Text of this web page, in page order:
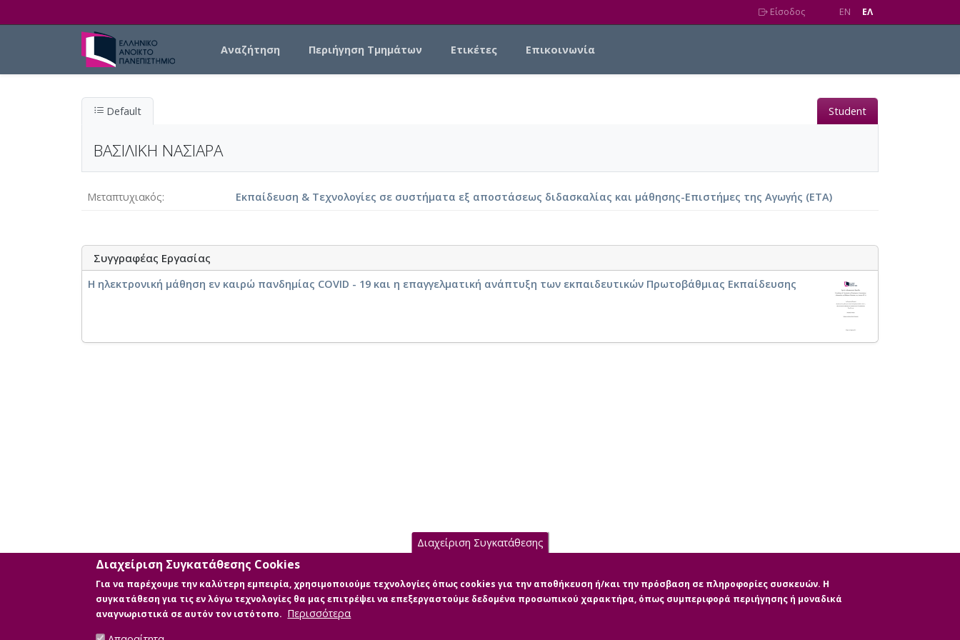
Είσοδος EN EΛ
Αναζήτηση Περιήγηση Τμημάτων Ετικέτες Επικοινωνία
Default Student
ΒΑΣΙΛΙΚΗ ΝΑΣΙΑΡΑ
Μεταπτυχιακός Εκπαίδευση & Τεχνολογίες σε συστήματα εξ αποστάσεως διδασκαλίας και μάθησης-Επιστήμες της Αγωγής (ΕΤΑ)
Συγγραφέας Εργασίας
Η ηλεκτρονική μάθηση εν καιρώ πανδημίας COVID - 19 και η επαγγελματική ανάπτυξη των εκπαιδευτικών Πρωτοβάθμιας Eκπαίδευσης
Διαχείριση Συγκατάθεσης
Διαχείριση Συγκατάθεσης Cookies
Για να παρέχουμε την καλύτερη εμπειρία, χρησιμοποιούμε τεχνολογίες όπως cookies για την αποθήκευση ή/και την πρόσβαση σε πληροφορίες συσκευών. Η
συγκατάθεση για τις εν λόγω τεχνολογίες θα μας επιτρέψει να επεξεργαστούμε δεδομένα προσωπικού χαρακτήρα, όπως συμπεριφορά περιήγησης ή μοναδικά
αναγνωριστικά σε αυτόν τον ιστότοπο. Περισσότερα